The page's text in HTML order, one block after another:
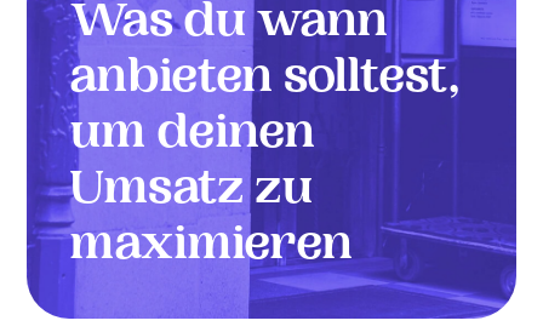
Was du wann
anbieten solltest,
um deinen
Umsatz zu
maximieren